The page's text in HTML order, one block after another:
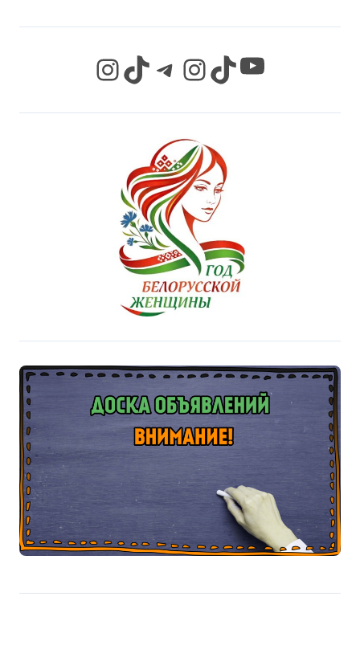
InstagramTikTok Telegram InstagramTikTok YouTube